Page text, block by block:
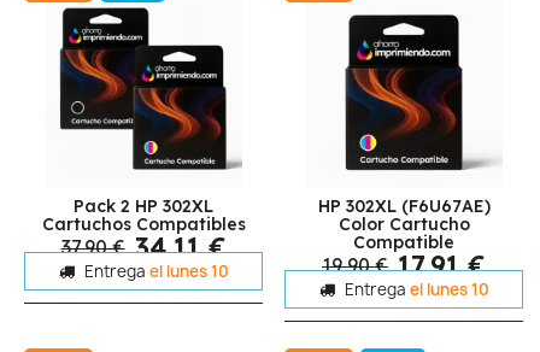
Pack 2 HP 302XL
Cartuchos Compatibles
37,90 € 34,11 €
Entrega el lunes 10
HP 302XL (F6U67AE)
Color Cartucho
Compatible
19,90 € 17,91 €
Entrega el lunes 10